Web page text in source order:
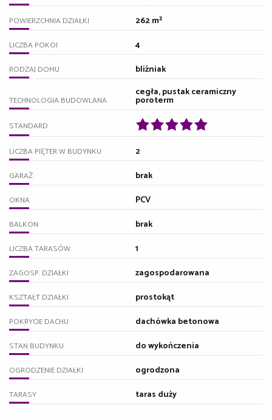
POWIERZCHNIA DZIAŁKI 262 m²
LICZBA POKOI 4
RODZAJ DOMU bliźniak
TECHNOLOGIA BUDOWLANA
cegła, pustak ceramiczny
poroterm
STANDARD
LICZBA PIĘTER W BUDYNKU 2
GARAŻ brak
OKNA PCV
BALKON brak
LICZBA TARASÓW 1
ZAGOSP. DZIAŁKI zagospodarowana
KSZTAŁT DZIAŁKI prostokąt
POKRYCIE DACHU dachówka betonowa
STAN BUDYNKU do wykończenia
OGRODZENIE DZIAŁKI ogrodzona
TARASY taras duży